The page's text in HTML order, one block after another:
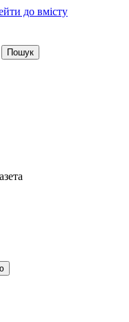
до вмісту